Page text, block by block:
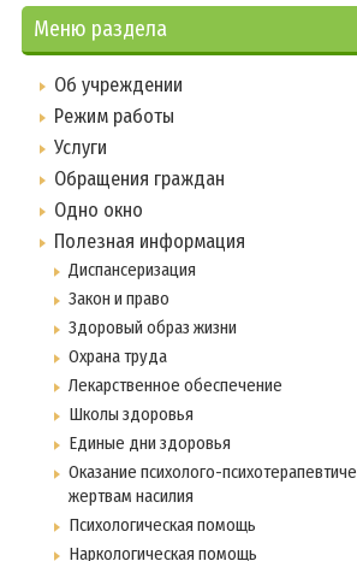
Меню раздела
Об учреждении
Режим работы
Услуги
Обращения граждан
Одно окно
Полезная информация
Диспансеризация
Закон и право
Здоровый образ жизни
Охрана труда
Лекарственное обеспечение
Школы здоровья
Единые дни здоровья
Оказание психолого-
жертвам насилия
Психологическая помощь
Наркологическая помощь